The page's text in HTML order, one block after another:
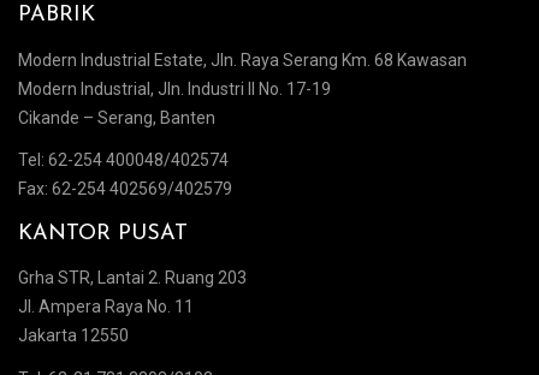
PABRIK
Modern Industrial Estate, Jln. Raya Serang Km. 68 Kawasan
Modern Industrial, Jln. Industri II No. 17-19
Cikande – Serang, Banten
Tel: 62-254 400048/402574
Fax: 62-254 402569/402579
KANTOR PUSAT
Grha STR, Lantai 2. Ruang 203
Jl. Ampera Raya No. 11
Jakarta 12550